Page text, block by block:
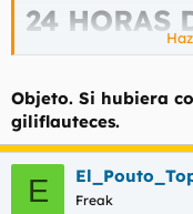
24 HORAS
SIN
Objeto. Si hubiera
giliflauteces.
E Freak